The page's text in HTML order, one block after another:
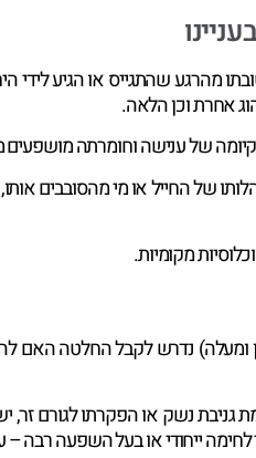
שהתגייס או הגיע לידי
אחרת וכן הלאה.
של ענישה וחומרתה מושפעים
של החייל או מי מהסובבים
מקומיות.
נדרש לקבל החלטה האם
נשק או הפקרתו לגורם
ייחודי או בעל השפעה רבה